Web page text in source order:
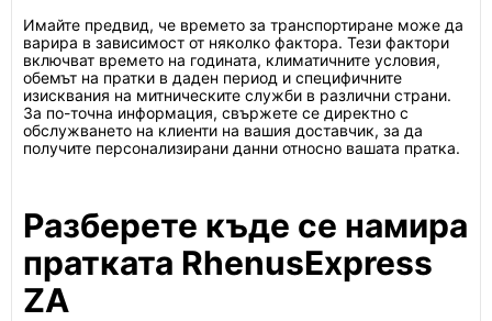
Имайте предвид, че времето за транспортиране може да
варира в зависимост от няколко фактора. Тези фактори
включват времето на годината, климатичните условия,
обемът на пратки в даден период и специфичните
изисквания на митническите служби в различни страни.
За по-точна информация, свържете се директно с
обслужването на клиенти на вашия доставчик, за да
получите персонализирани данни относно вашата пратка.
Разберете къде се намира
пратката RhenusExpress
ZA